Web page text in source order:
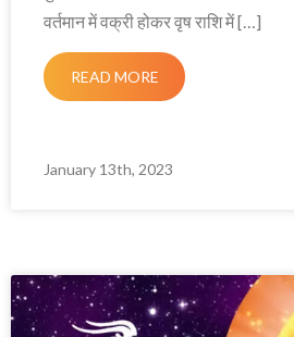
वर्तमान में वक्री होकर वृष राशि में […]
READ MORE
January 13th, 2023